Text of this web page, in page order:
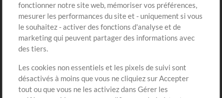
Boutique
Acheter des crédits
Contenu gratuit
Demander les pistes
Extras
Sessions
Compte
Connexion
S'inscrire
fonctionner notre site web, mémoriser vos préférences,
mesurer les performances du site et - uniquement si vous
le souhaitez - activer des fonctions d'analyse et de
marketing qui peuvent partager des informations avec
des tiers.
Les cookies non essentiels et les pixels de suivi sont
désactivés à moins que vous ne cliquiez sur Accepter
tout ou que vous ne les activiez dans Gérer les